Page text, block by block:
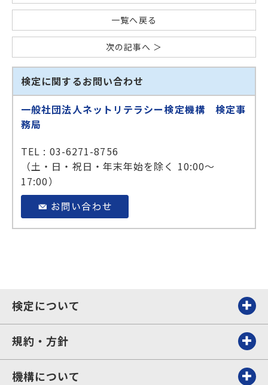
一覧へ戻る
次の記事へ ＞
検定に関するお問い合わせ
一般社団法人ネットリテラシー検定機構 検定事
務局
TEL : 03-6271-8756
（土・日・祝日・年末年始を除く 10:00～
17:00）
検定について
規約・方針
機構について